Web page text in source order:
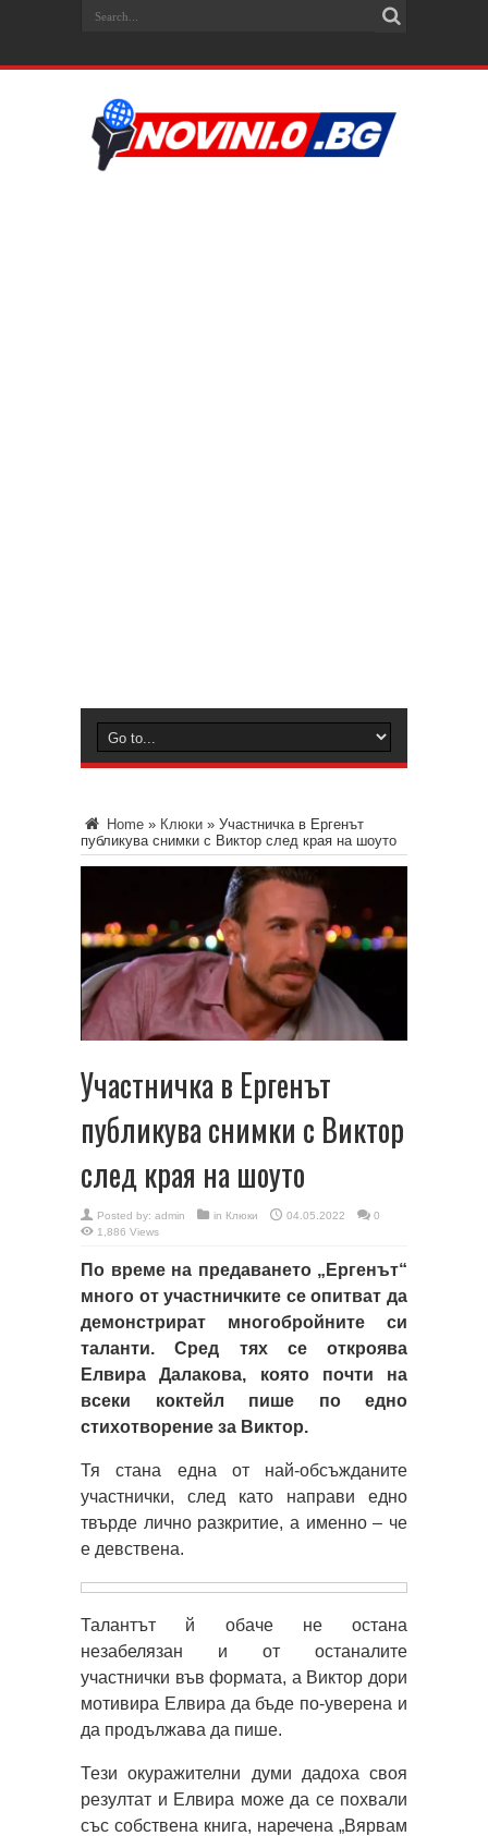
Home » Клюки » Участничка в Ергенът
публикува снимки с Виктор след края на шоуто
Участничка в Ергенът
публикува снимки с Виктор
след края на шоуто
Posted by: admin in Клюки 04.05.2022
0
1,886 Views
По време на предаването „Ергенът“
много от участничките се опитват да
демонстрират многобройните си
таланти. Сред тях се откроява
Елвира Далакова, която почти на
всеки коктейл пише по едно
стихотворение за Виктор.
Тя стана една от най-обсъжданите
участнички, след като направи едно
твърде лично разкритие, а именно – че
е девствена.
Талантът й обаче не остана
незабелязан и от останалите
участнички във формата, а Виктор дори
мотивира Елвира да бъде по-уверена и
да продължава да пише.
Тези окуражителни думи дадоха своя
резултат и Елвира може да се похвали
със собствена книга, наречена „Вярвам